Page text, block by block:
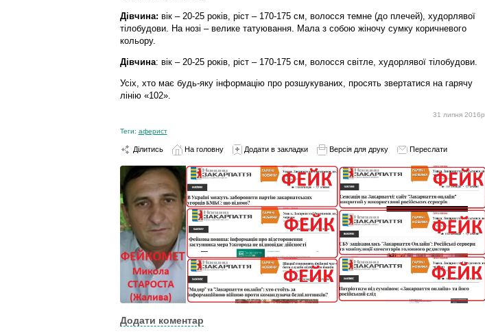
Дівчина: вік – 20-25 років, ріст – 170-175 см, волосся темне (до плечей), худорлявої
тілобудови. На нозі – велике татуювання. Мала з собою жіночу сумку коричневого
кольору.
Дівчина: вік – 20-25 років, ріст – 170-175 см, волосся світле, худорлявої тілобудови.
Усіх, хто має будь-яку інформацію про розшукуваних, просять звертатися на гарячу
лінію «102».
31 липня 2016р.
Теги: аферист
Ділитись На головну Додати в закладки Версія для друку Переслати
Додати коментар